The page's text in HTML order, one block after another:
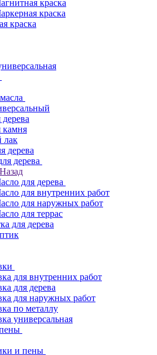
краска
краска
краска
камня
лак
дерева
дерева
Назад
для дерева
для внутренних работ
для наружных работ
для террас
для дерева
для внутренних работ
для дерева
для наружных работ
по металлу
универсальная
и пены